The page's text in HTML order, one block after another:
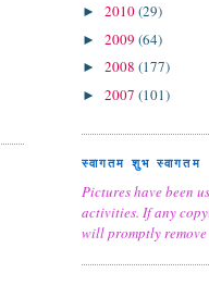
► 2010(29)
► 2009 (64)
► 2008 (177)
► 2007 (101)
स्वागतम शुभ स्वागतम
Pictures have been
activities. If any
will promptly